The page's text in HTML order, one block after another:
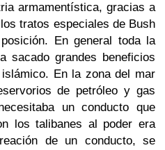
armamentística, gracias a
tratos especiales de Bush
En general toda la
sacado grandes beneficios
En la zona del mar
de petróleo y gas
un conducto que
los talibanes al poder era
de un conducto, se